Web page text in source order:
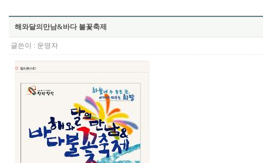
해와달의만남&바다 불꽃축제
글쓴이 : 운영자